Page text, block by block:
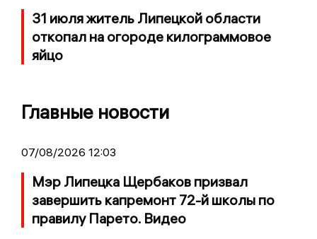
31 июля житель Липецкой области
откопал на огороде килограммовое
яйцо
Главные новости
07/08/2026 12:03
Мэр Липецка Щербаков призвал
завершить капремонт 72-й школы по
правилу Парето. Видео